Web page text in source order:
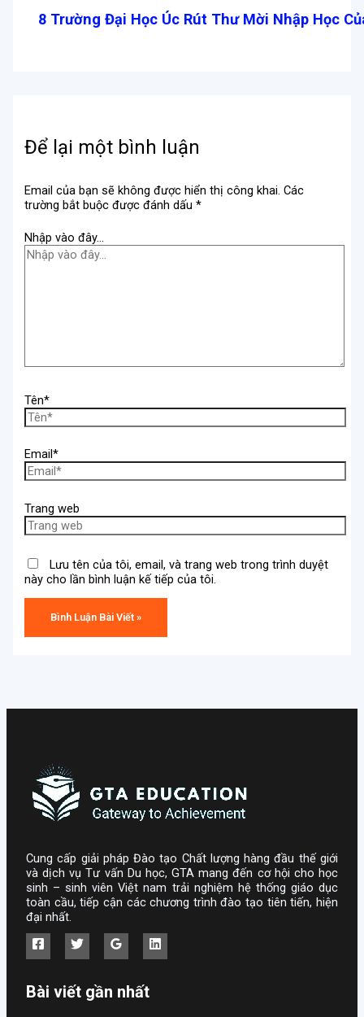
8 Trường Đại Học Úc Rút Thư Mời Nhập Học
Để lại một bình luận
Email của bạn sẽ không được hiển thị công khai. Các
trường bắt buộc được đánh dấu*
Nhập vào đây...
Tên*
Email*
Trang web
Lưu tên của tôi, email, và trang web trong trình duyệt
này cho lần bình luận kế tiếp của tôi.
Cung cấp giải pháp Đào tạo Chất lượng hàng đầu thế giới
và dịch vụ Tư vấn Du học, GTA mang đến cơ hội cho học
sinh – sinh viên Việt nam trải nghiệm hệ thống giáo dục
toàn cầu, tiếp cận các chương trình đào tạo tiên tiến, hiện
đại nhất.
Bài viết gần nhất